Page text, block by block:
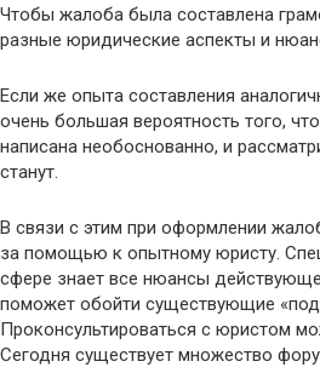
Чтобы жалоба была составлена
разные юридические аспекты и
Если же опыта составления
очень большая вероятность того,
написана необоснованно, и
станут.
В связи с этим при оформлении
за помощью к опытному юристу.
сфере знает все нюансы
поможет обойти существующие
Проконсультироваться с юристом
Сегодня существует множество